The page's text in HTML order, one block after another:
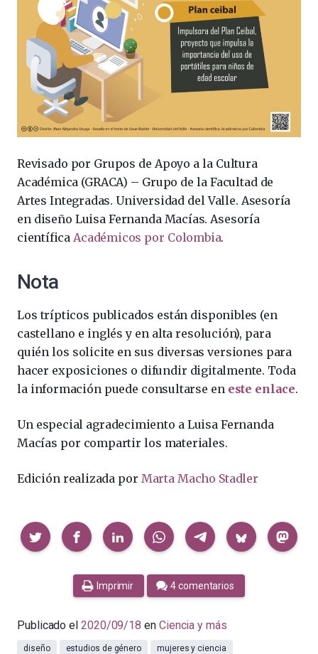
Revisado por Grupos de Apoyo a la Cultura
Académica (GRACA) – Grupo de la Facultad de
Artes Integradas. Universidad del Valle. Asesoría
en diseño Luisa Fernanda Macías. Asesoría
científicaAcadémicos por Colombia.
Nota
Los trípticos publicados están disponibles (en
castellano e inglés y en alta resolución), para
quién los solicite en sus diversas versiones para
hacer exposiciones o difundir digitalmente. Toda
la información puede consultarse en este enlace.
Un especial agradecimiento a Luisa Fernanda
Macías por compartir los materiales.
Edición realizada por Marta Macho Stadler
Compartir
Imprimir 4 comentarios
Publicado el 2020/09/18 en Ciencia y más
diseño estudios de género mujeres y ciencia